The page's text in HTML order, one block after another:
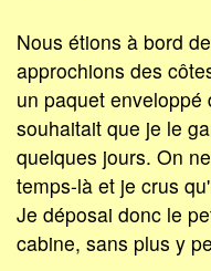
Nous étions à bord
approchions des
un paquet
souhaitait que je le
quelques jours. On
temps-là et je crus
Je déposai donc le
cabine, sans plus y